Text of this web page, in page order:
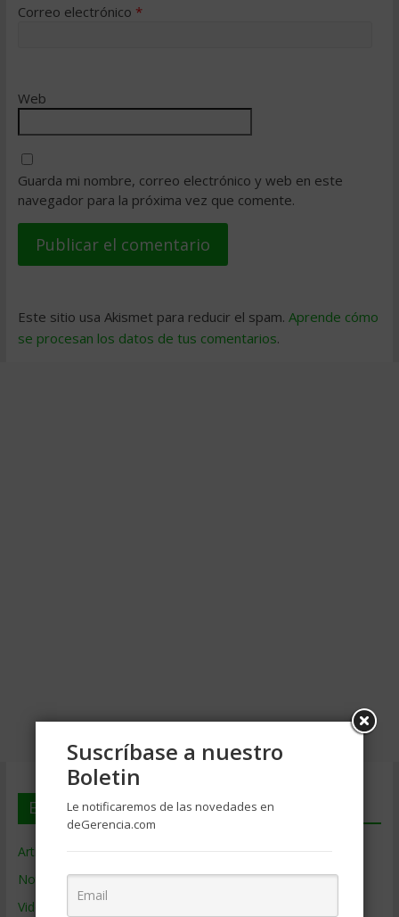
Correo electrónico *
Web
Guarda mi nombre, correo electrónico y web en este
navegador para la próxima vez que comente.
Este sitio usa Akismet para reducir el spam. Aprende cómo
se procesan los datos de tus comentarios.
En deGerencia.com
Artículos de Gerencia
Noticias de Gerencia
Videos de Gerencia
Suscríbase a nuestro
Boletin
Le notificaremos de las novedades en
deGerencia.com